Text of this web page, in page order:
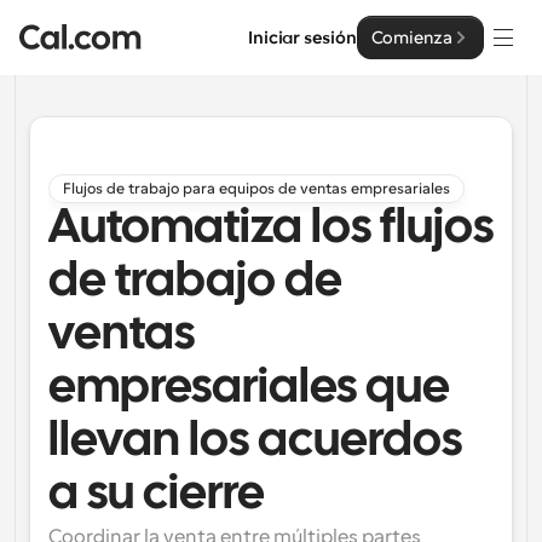
Iniciar sesión Comienza
Soluciones
Por tamaño del equipo
Para individuos
Programación personal hecha simple
Para Equipos
Programación colaborativa para grupos
Para desarrolladores
Funciones y integraciones poderosas
Para empresas
Empresa
Desarrollador
Documentación del Desarrollador
API
Recursos
API
Crea tus propias integraciones con nuestra API pública
Flujos de trabajo para equipos de ventas empresariales
Automatiza los flujos
de trabajo de
ventas
empresariales que
llevan los acuerdos
a su cierre
Coordinar la venta entre múltiples partes